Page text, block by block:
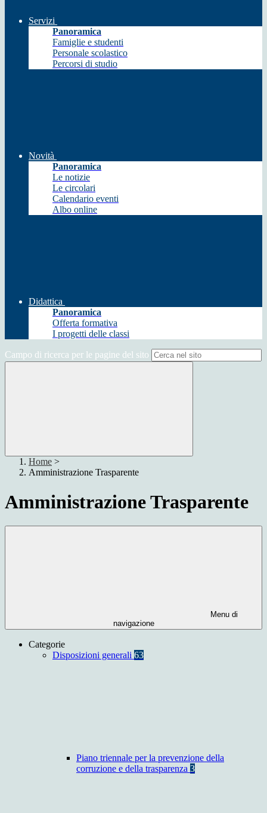
Servizi
Panoramica
Famiglie e studenti
Personale scolastico
Percorsi di studio
Novità
Panoramica
Le notizie
Le circolari
Calendario eventi
Albo online
Didattica
Panoramica
Offerta formativa
I progetti delle classi
Campo di ricerca per le pagine del sito
Home >
Amministrazione Trasparente
Amministrazione Trasparente
Menu di
navigazione
Categorie
Disposizioni generali 63
Piano triennale per la prevenzione della
corruzione e della trasparenza 3